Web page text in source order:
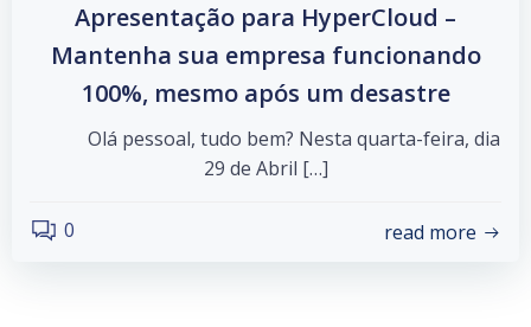
Apresentação para HyperCloud –
Mantenha sua empresa funcionando
100%, mesmo após um desastre
Olá pessoal, tudo bem? Nesta quarta-feira, dia
29 de Abril […]
0 read more